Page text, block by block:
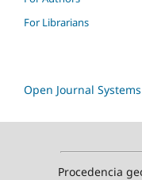
For Librarians
Open Journal Systems
Procedencia